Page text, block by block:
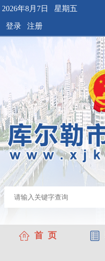
2026年8月7日 星期五
登录 注册
首 页